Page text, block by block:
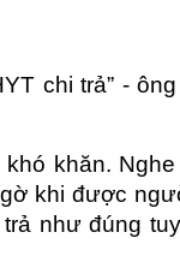
chi trả” -
khăn.
khi được
như đúng